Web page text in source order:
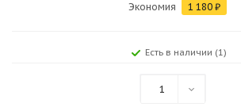
Экономия 1 180 ₽
Есть в наличии (1)
1